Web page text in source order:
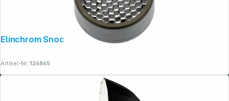
Elinchrom Snoot Grid 12°
Artikel-Nr.:126865